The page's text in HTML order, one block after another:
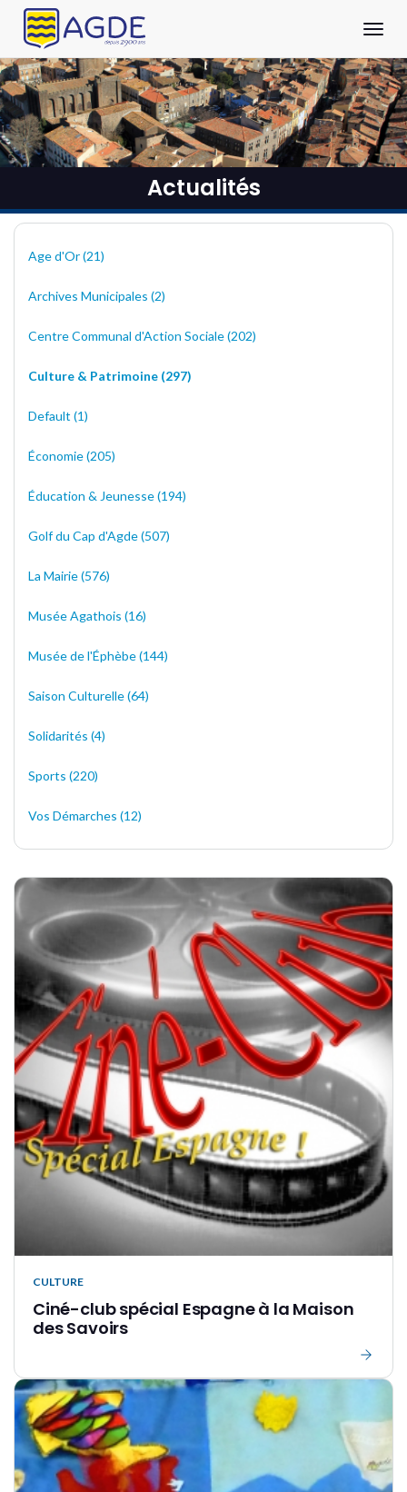
Aller au contenu principal
Actualités
Age d'Or (21)
Archives Municipales (2)
Centre Communal d'Action Sociale (202)
Culture & Patrimoine (297)
Default (1)
Économie (205)
Éducation & Jeunesse (194)
Golf du Cap d'Agde (507)
La Mairie (576)
Musée Agathois (16)
Musée de l'Éphèbe (144)
Saison Culturelle (64)
Solidarités (4)
Sports (220)
Vos Démarches (12)
CULTURE
Ciné-club spécial Espagne à la Maison
des Savoirs
Panneau de gestion des cookies